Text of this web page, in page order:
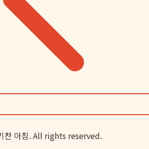
찬 아침. All rights reserved.